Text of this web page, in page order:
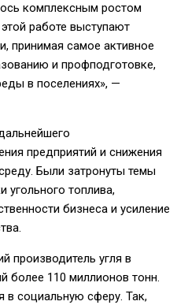
комплексным ростом
работе выступают
принимая самое активное
и профподготовке,
в поселениях», —
предприятий и снижения
Были затронуты темы
угольного топлива,
бизнеса и усиление
производитель угля в
110 миллионов тонн.
в социальную сферу. Так,